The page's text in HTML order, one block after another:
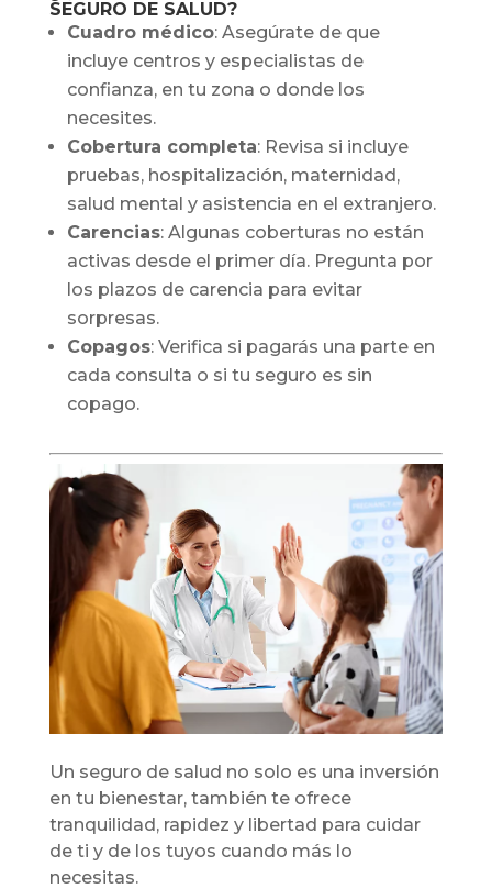
SEGURO DE SALUD?
Cuadro médico: Asegúrate de que
incluye centros y especialistas de
confianza, en tu zona o donde los
necesites.
Cobertura completa: Revisa si incluye
pruebas, hospitalización, maternidad,
salud mental y asistencia en el extranjero.
Carencias: Algunas coberturas no están
activas desde el primer día. Pregunta por
los plazos de carencia para evitar
sorpresas.
Copagos: Verifica si pagarás una parte en
cada consulta o si tu seguro es sin
copago.
Un seguro de salud no solo es una inversión
en tu bienestar, también te ofrece
tranquilidad, rapidez y libertad para cuidar
de ti y de los tuyos cuando más lo
necesitas.